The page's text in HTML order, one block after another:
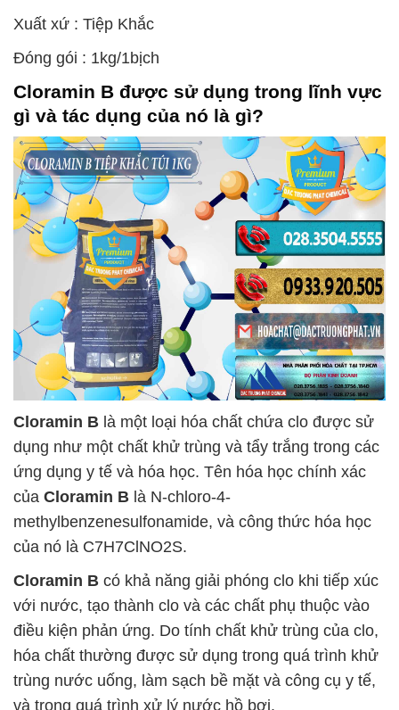
Xuất xứ : Tiệp Khắc
Đóng gói : 1kg/1bịch
Cloramin B được sử dụng trong lĩnh vực
gì và tác dụng của nó là gì?
Cloramin B là một loại hóa chất chứa clo được sử
dụng như một chất khử trùng và tẩy trắng trong các
ứng dụng y tế và hóa học. Tên hóa học chính xác
của Cloramin B là N-chloro-4-
methylbenzenesulfonamide, và công thức hóa học
của nó là C7H7ClNO2S.
Cloramin B có khả năng giải phóng clo khi tiếp xúc
với nước, tạo thành clo và các chất phụ thuộc vào
điều kiện phản ứng. Do tính chất khử trùng của clo,
hóa chất thường được sử dụng trong quá trình khử
trùng nước uống, làm sạch bề mặt và công cụ y tế,
và trong quá trình xử lý nước hồ bơi.